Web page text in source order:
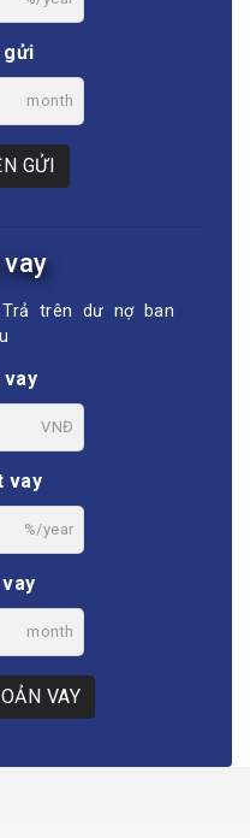
gửi
month
GỬI
Trả trên dư nợ ban
vay
VNĐ
vay
%/year
month
VAY